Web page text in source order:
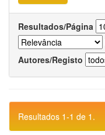
Resultados/Página
Autores/Registo
Resultados 1-1 de 1.